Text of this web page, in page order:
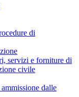
di
servizi e forniture di
civile
dalle